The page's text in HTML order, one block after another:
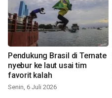
Pendukung Brasil di Ternate
nyebur ke laut usai tim
favorit kalah
Senin, 6 Juli 2026